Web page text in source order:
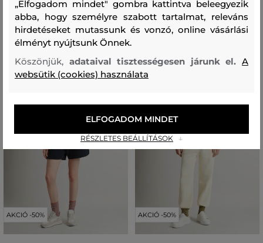
S, M, L, XL XS, S M, L, XL
AKCIÓ -50% AKCIÓ -50%
„Elfogadom mindet" gombra kattintva beleegyezik
abba, hogy személyre szabott tartalmat, releváns
hirdetéseket mutassunk és vonzó, online vásárlási
élményt nyújtsunk Önnek.
Köszönjük, adataival tisztességesen járunk el.A
websütik (cookies) használata
RÉSZLETES BEÁLLÍTÁSOK
ELFOGADOM MINDET